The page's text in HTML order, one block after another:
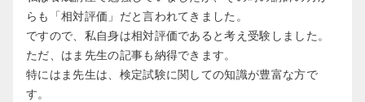
らも「相対評価」だと言われてきました。
ですので、私自身は相対評価であると考え受験しました。
ただ、はま先生の記事も納得できます。
特にはま先生は、検定試験に関しての知識が豊富な方で
す。